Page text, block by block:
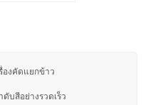
องคัดแยกข้าว
บสีอย่างรวดเร็ว